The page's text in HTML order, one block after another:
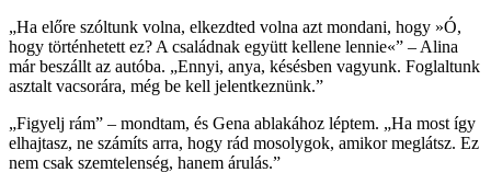
„Ha előre szóltunk volna, elkezdted volna azt mondani, hogy »Ó,
hogy történhetett ez? A családnak együtt kellene lennie«” – Alina
már beszállt az autóba. „Ennyi, anya, késésben vagyunk. Foglaltunk
asztalt vacsorára, még be kell jelentkeznünk.”
„Figyelj rám” – mondtam, és Gena ablakához léptem. „Ha most így
elhajtasz, ne számíts arra, hogy rád mosolygok, amikor meglátsz. Ez
nem csak szemtelenség, hanem árulás.”